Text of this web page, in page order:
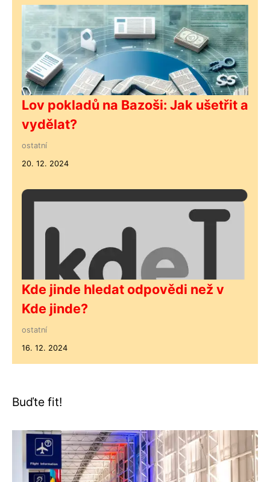
Lov pokladů na Bazoši: Jak ušetřit a
vydělat?
ostatní
20. 12. 2024
Kde jinde hledat odpovědi než v
Kde jinde?
ostatní
16. 12. 2024
Buďte fit!